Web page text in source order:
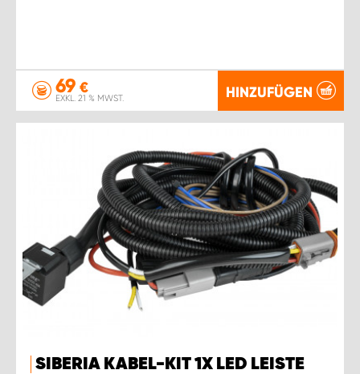
69 €
EXKL. 21 % MWST. HINZUFÜGEN
SIBERIA KABEL-KIT 1X LED LEISTE